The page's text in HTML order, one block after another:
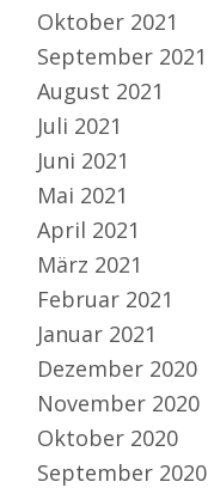
Oktober 2021
September 2021
August 2021
Juli 2021
Juni 2021
Mai 2021
April 2021
März 2021
Februar 2021
Januar 2021
Dezember 2020
November 2020
Oktober 2020
September 2020